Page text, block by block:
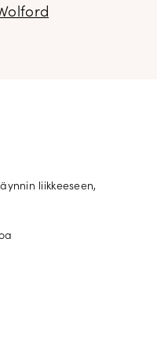
liikkeeseen,